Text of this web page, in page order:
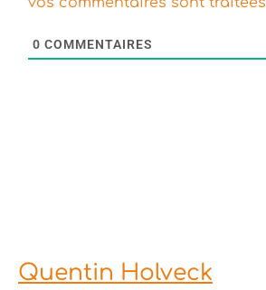
0 COMMENTAIRES
Quentin Holveck